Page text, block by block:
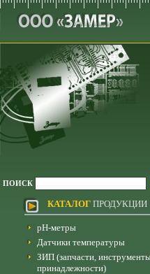
ПОИСК
КАТАЛОГПРОДУКЦИИ
pH-метры
Датчики температуры
ЗИП (запчасти,
принадлежности)